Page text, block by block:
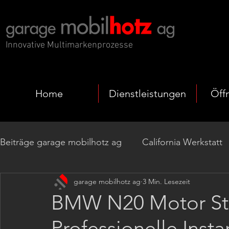
Innovative Multimarkenprozesse
Home Dienstleistungen
Beiträge garage mobilhotz ag California Werkstatt
EV Fahrzeuge Codierung | Programmierung
Getrieberevision Nachrüstungen Komfort
BMW N20 Motor
garage mobilhotz ag 3 Min. Lesezeit